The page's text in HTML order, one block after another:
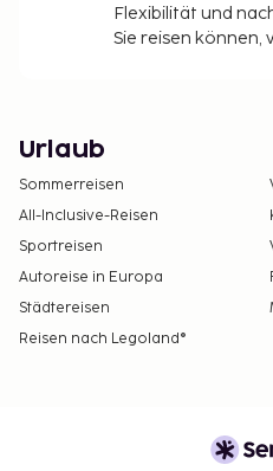
Flexibilität und
Sie reisen können,
Urlaub
Sommerreisen
All-Inclusive-Reisen
Sportreisen
Autoreise in Europa
Städtereisen
Reisen nach Legoland®